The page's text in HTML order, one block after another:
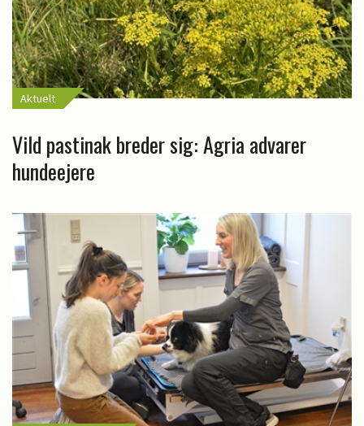
Aktuelt
Vild pastinak breder sig: Agria advarer
hundeejere